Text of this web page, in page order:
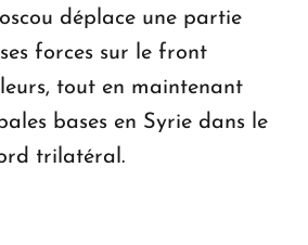
déplace une partie
forces sur le front
tout en maintenant
bases en Syrie dans le
trilatéral.